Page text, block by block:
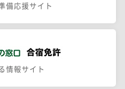
備応援サイト
情報サイト